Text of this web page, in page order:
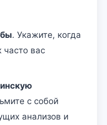
. Укажите, когда
часто вас
с собой
анализов и